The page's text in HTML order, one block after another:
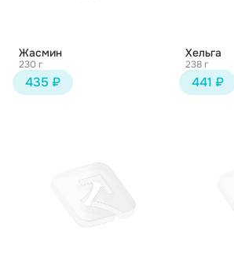
Жасмин
230 г
435 ₽
Хельга
238 г
441 ₽